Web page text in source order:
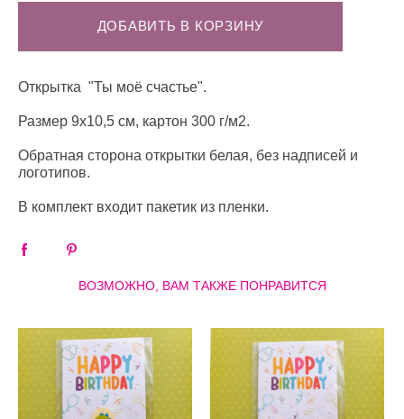
ДОБАВИТЬ В КОРЗИНУ
Открытка "Ты моё счастье".
Размер 9х10,5 см, картон 300 г/м2.
Обратная сторона открытки белая, без надписей и
логотипов.
В комплект входит пакетик из пленки.
ВОЗМОЖНО, ВАМ ТАКЖЕ ПОНРАВИТСЯ